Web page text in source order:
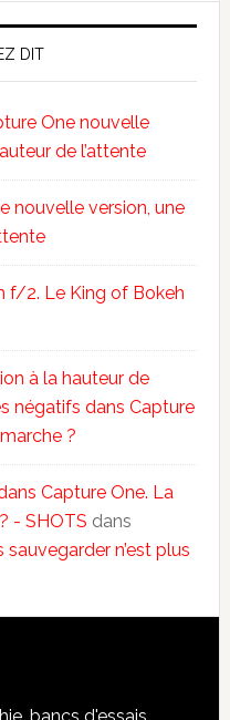
DIT
One nouvelle
de l’attente
nouvelle version, une
f/2. Le King of Bokeh
à la hauteur de
négatifs dans Capture
?
Capture One. La
- SHOTS dans
n’est plus